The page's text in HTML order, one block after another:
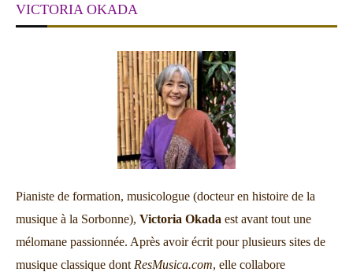
VICTORIA OKADA
Pianiste de formation, musicologue (docteur en histoire de la
musique à la Sorbonne), Victoria Okada est avant tout une
mélomane passionnée. Après avoir écrit pour plusieurs sites de
musique classique dont ResMusica.com, elle collabore